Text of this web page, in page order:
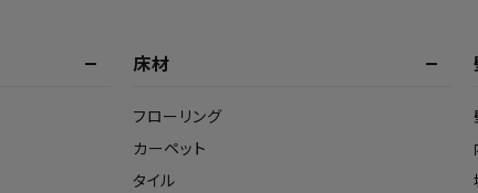
床材
フローリング
カーペット
タイル